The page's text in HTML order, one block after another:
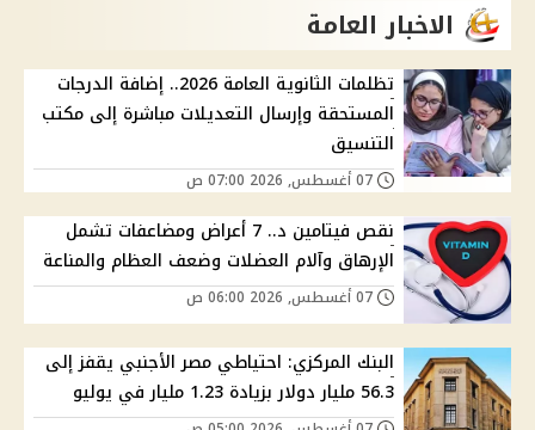
الاخبار العامة
تظلمات الثانوية العامة 2026.. إضافة الدرجات
المستحقة وإرسال التعديلات مباشرة إلى مكتب
التنسيق
نقص فيتامين د.. 7 أعراض ومضاعفات تشمل
الإرهاق وآلام العضلات وضعف العظام والمناعة
البنك المركزي: احتياطي مصر الأجنبي يقفز إلى
56.3 مليار دولار بزيادة 1.23 مليار في يوليو